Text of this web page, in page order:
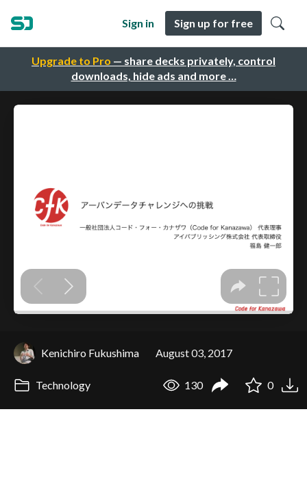
Upgrade to Pro — share decks privately, control
downloads, hide ads and more …
Sign in Sign up for free
Kenichiro Fukushima August 03, 2017
Technology 130 0